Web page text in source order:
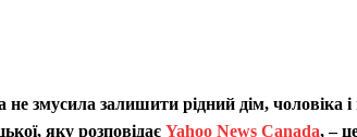
змусила залишити рідний дім, чоловіка
яку розповідає Yahoo News Canada, –